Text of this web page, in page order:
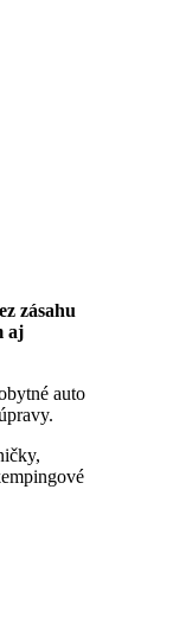
zásahu
aj
auto